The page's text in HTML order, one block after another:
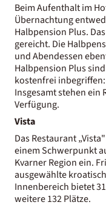
Beim Aufenthalt im
Übernachtung
Halbpension Plus.
gereicht. Die
und Abendessen
Halbpension Plus
kostenfrei
Insgesamt stehen ein
Verfügung.
Vista
Das Restaurant
einem Schwerpunkt
Kvarner Region ein.
ausgewählte
Innenbereich bietet
weitere 132 Plätze.